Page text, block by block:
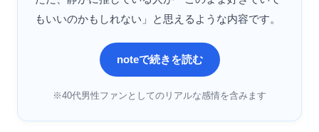
もいいのかもしれない」と思えるような内容です。
noteで続きを読む
※40代男性ファンとしてのリアルな感情を含みます